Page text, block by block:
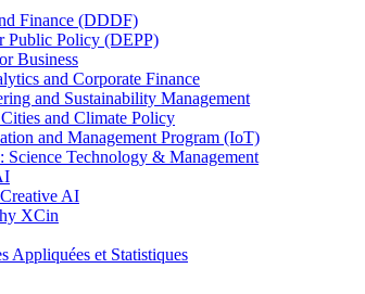
Finance (DDDF)
Public Policy (DEPP)
Business
and Corporate Finance
and Sustainability Management
and Climate Policy
and Management Program (IoT)
Technology & Management
AI
XCin
et Statistiques